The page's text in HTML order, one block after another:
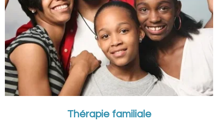
Thérapie familiale